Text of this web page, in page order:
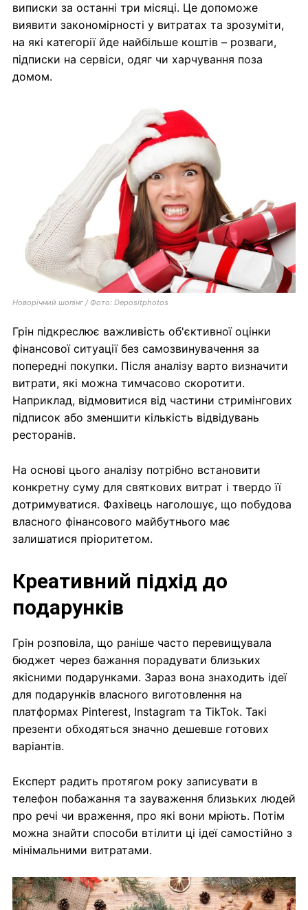
виписки за останні три місяці. Це допоможе
виявити закономірності у витратах та зрозуміти,
на які категорії йде найбільше коштів – розваги,
підписки на сервіси, одяг чи харчування поза
домом.
Новорічний шопінг / Фото: Depositphotos
Грін підкреслює важливість об'єктивної оцінки
фінансової ситуації без самозвинувачення за
попередні покупки. Після аналізу варто визначити
витрати, які можна тимчасово скоротити.
Наприклад, відмовитися від частини стримінгових
підписок або зменшити кількість відвідувань
ресторанів.
На основі цього аналізу потрібно встановити
конкретну суму для святкових витрат і твердо її
дотримуватися. Фахівець наголошує, що побудова
власного фінансового майбутнього має
залишатися пріоритетом.
Креативний підхід до
подарунків
Грін розповіла, що раніше часто перевищувала
бюджет через бажання порадувати близьких
якісними подарунками. Зараз вона знаходить ідеї
для подарунків власного виготовлення на
платформах Pinterest, Instagram та TikTok. Такі
презенти обходяться значно дешевше готових
варіантів.
Експерт радить протягом року записувати в
телефон побажання та зауваження близьких людей
про речі чи враження, про які вони мріють. Потім
можна знайти способи втілити ці ідеї самостійно з
мінімальними витратами.